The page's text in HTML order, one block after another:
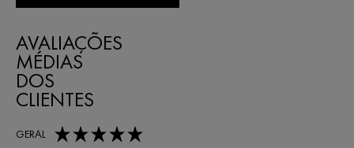
AVALIAÇÕES
MÉDIAS
DOS
CLIENTES
GERAL
5,0 out of 5 stars